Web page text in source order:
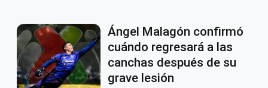
Ángel Malagón confirmó
cuándo regresará a las
canchas después de su
grave lesión